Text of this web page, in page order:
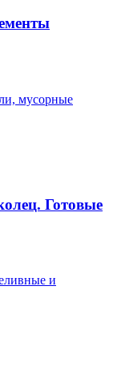
мусорные
Готовые
и